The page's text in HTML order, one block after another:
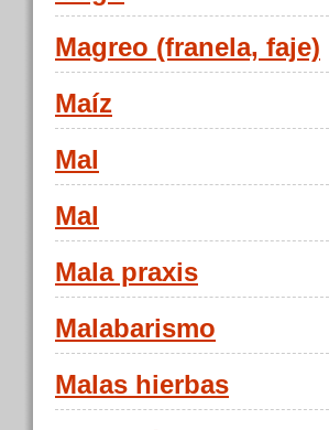
Magreo (franela, faje)
Maíz
Mal
Mal
Mala praxis
Malabarismo
Malas hierbas